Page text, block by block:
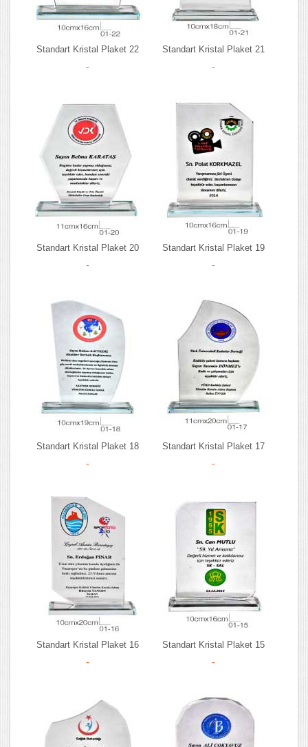
Standart Kristal Plaket 22
-
Standart Kristal Plaket 21
-
Standart Kristal Plaket 20
-
Standart Kristal Plaket 19
-
Standart Kristal Plaket 18
-
Standart Kristal Plaket 17
-
Standart Kristal Plaket 16
-
Standart Kristal Plaket 15
-